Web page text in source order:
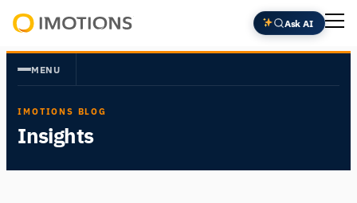
内
容
を
ス
ッ
Insight
Ask AI
MENU
IMOTIONS BLOG
Insights